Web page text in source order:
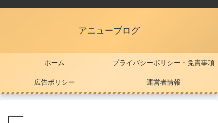
アニューブログ
ホーム プライバシーポリシー・免責事項
広告ポリシー 運営者情報